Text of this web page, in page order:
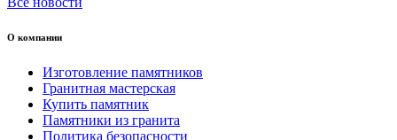
О компании
Изготовление памятников
Гранитная мастерская
Купить памятник
Памятники из гранита
Политика безопасности